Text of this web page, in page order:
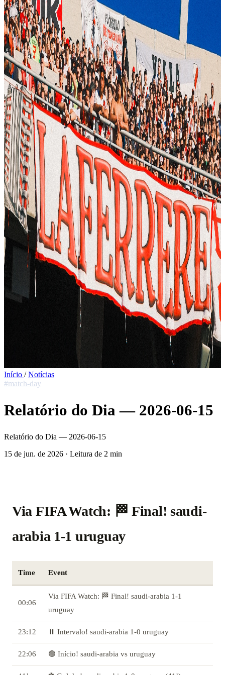
Início / Notícias
#match-day
Relatório do Dia — 2026-06-15
Relatório do Dia — 2026-06-15
15 de jun. de 2026 · Leitura de 2 min
Via FIFA Watch: 🏁 Final! saudi-
arabia 1-1 uruguay
Time Event
00:06
Via FIFA Watch: 🏁 Final! saudi-arabia 1-1
uruguay
23:12 ⏸️ Intervalo! saudi-arabia 1-0 uruguay
22:06 🟢 Início! saudi-arabia vs uruguay